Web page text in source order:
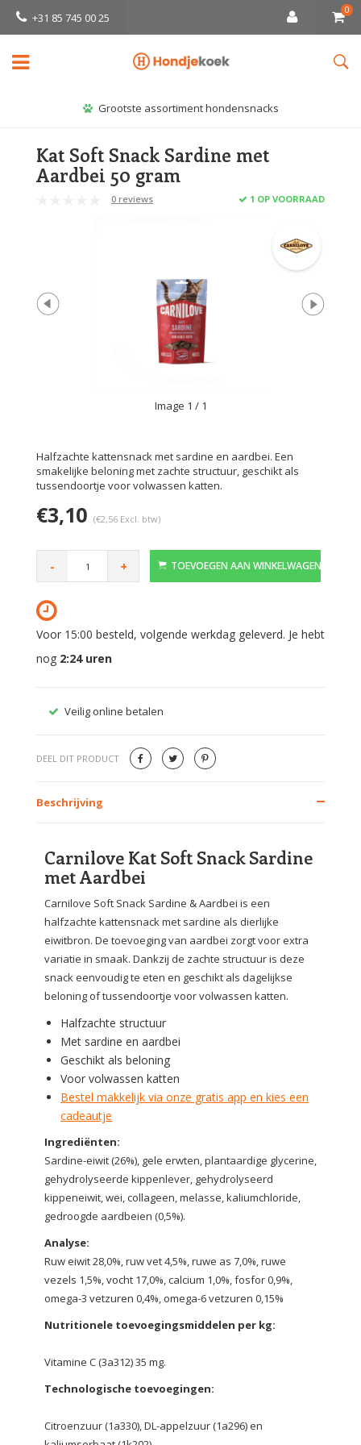
+31 85 745 00 25
0
Grootste assortiment hondensnacks
Kat Soft Snack Sardine met
Aardbei 50 gram
0 reviews 1 OP VOORRAAD
Image 1 / 1
Halfzachte kattensnack met sardine en aardbei. Een
smakelijke beloning met zachte structuur, geschikt als
tussendoortje voor volwassen katten.
€3,10 (€2,56 Excl. btw)
- + TOEVOEGEN AAN WINKELWAGEN
Voor 15:00 besteld, volgende werkdag geleverd. Je hebt
nog 2:24uren
Veilig online betalen
DEEL DIT PRODUCT
Beschrijving
Carnilove Kat Soft Snack Sardine
met Aardbei
Carnilove Soft Snack Sardine & Aardbei is een
halfzachte kattensnack met sardine als dierlijke
eiwitbron. De toevoeging van aardbei zorgt voor extra
variatie in smaak. Dankzij de zachte structuur is deze
snack eenvoudig te eten en geschikt als dagelijkse
beloning of tussendoortje voor volwassen katten.
Halfzachte structuur
Met sardine en aardbei
Geschikt als beloning
Voor volwassen katten
Bestel makkelijk via onze gratis app en kies een
cadeautje
Ingrediënten:
Sardine-eiwit (26%), gele erwten, plantaardige glycerine,
gehydrolyseerde kippenlever, gehydrolyseerd
kippeneiwit, wei, collageen, melasse, kaliumchloride,
gedroogde aardbeien (0,5%).
Analyse:
Ruw eiwit 28,0%, ruw vet 4,5%, ruwe as 7,0%, ruwe
vezels 1,5%, vocht 17,0%, calcium 1,0%, fosfor 0,9%,
omega-3 vetzuren 0,4%, omega-6 vetzuren 0,15%
Nutritionele toevoegingsmiddelen per kg:
Vitamine C (3a312) 35 mg.
Technologische toevoegingen:
Citroenzuur (1a330), DL-appelzuur (1a296) en